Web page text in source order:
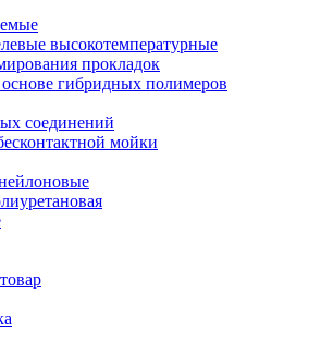
высокотемпературные
прокладок
гибридных полимеров
соединений
мойки